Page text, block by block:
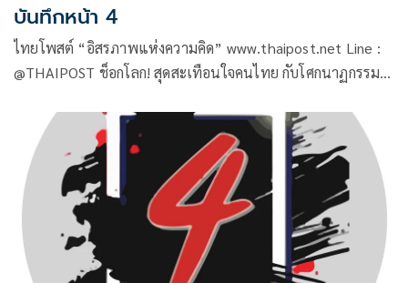
บันทึกหน้า 4
ไทยโพสต์ “อิสรภาพแห่งความคิด” www.thaipost.net Line :
@THAIPOST ช็อกโลก! สุดสะเทือนใจคนไทย กับโศกนาฏกรรม
อดีตตำรวจก่อเหตุใช้อาวุธปืนยิงประชาชนและเด็กเล็ก ก่อนจะ
ปลิดชีวิตตัวเองกับครอบครัว รวม 38 ศพ